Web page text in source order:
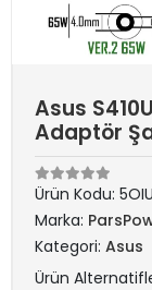
Asus
Adaptör
Ürün Kodu:
Marka:
Kategori: Asus
Ürün